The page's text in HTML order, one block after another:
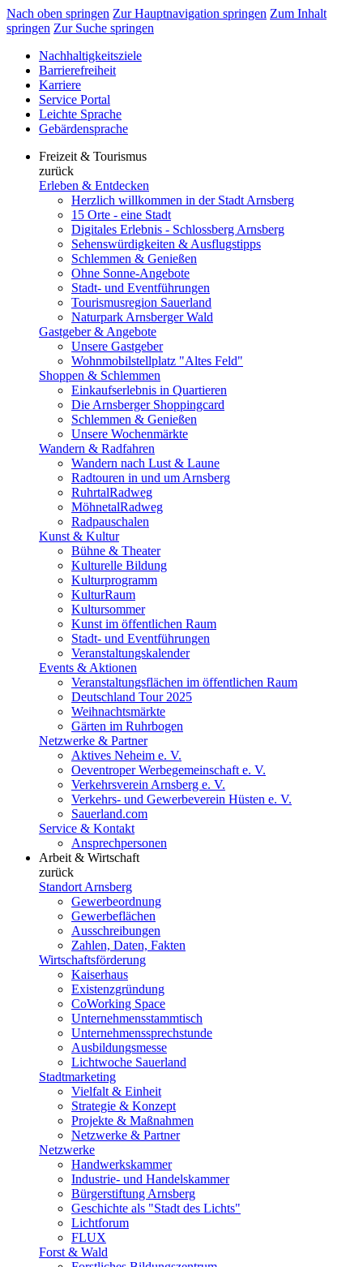
Nach oben springen Zur Hauptnavigation springen Zum Inhalt
springen Zur Suche springen
Nachhaltigkeitsziele
Barrierefreiheit
Karriere
Service Portal
Leichte Sprache
Gebärdensprache
Freizeit & Tourismus
zurück
Erleben & Entdecken
Herzlich willkommen in der Stadt Arnsberg
15 Orte - eine Stadt
Digitales Erlebnis - Schlossberg Arnsberg
Sehenswürdigkeiten & Ausflugstipps
Schlemmen & Genießen
Ohne Sonne-Angebote
Stadt- und Eventführungen
Tourismusregion Sauerland
Naturpark Arnsberger Wald
Gastgeber & Angebote
Unsere Gastgeber
Wohnmobilstellplatz "Altes Feld"
Shoppen & Schlemmen
Einkaufserlebnis in Quartieren
Die Arnsberger Shoppingcard
Schlemmen & Genießen
Unsere Wochenmärkte
Wandern & Radfahren
Wandern nach Lust & Laune
Radtouren in und um Arnsberg
RuhrtalRadweg
MöhnetalRadweg
Radpauschalen
Kunst & Kultur
Bühne & Theater
Kulturelle Bildung
Kulturprogramm
KulturRaum
Kultursommer
Kunst im öffentlichen Raum
Stadt- und Eventführungen
Veranstaltungskalender
Events & Aktionen
Veranstaltungsflächen im öffentlichen Raum
Deutschland Tour 2025
Weihnachtsmärkte
Gärten im Ruhrbogen
Netzwerke & Partner
Aktives Neheim e. V.
Oeventroper Werbegemeinschaft e. V.
Verkehrsverein Arnsberg e. V.
Verkehrs- und Gewerbeverein Hüsten e. V.
Sauerland.com
Service & Kontakt
Ansprechpersonen
Arbeit & Wirtschaft
zurück
Standort Arnsberg
Gewerbeordnung
Gewerbeflächen
Ausschreibungen
Zahlen, Daten, Fakten
Wirtschaftsförderung
Kaiserhaus
Existenzgründung
CoWorking Space
Unternehmensstammtisch
Unternehmenssprechstunde
Ausbildungsmesse
Lichtwoche Sauerland
Stadtmarketing
Vielfalt & Einheit
Strategie & Konzept
Projekte & Maßnahmen
Netzwerke & Partner
Netzwerke
Handwerkskammer
Industrie- und Handelskammer
Bürgerstiftung Arnsberg
Geschichte als "Stadt des Lichts"
Lichtforum
FLUX
Forst & Wald